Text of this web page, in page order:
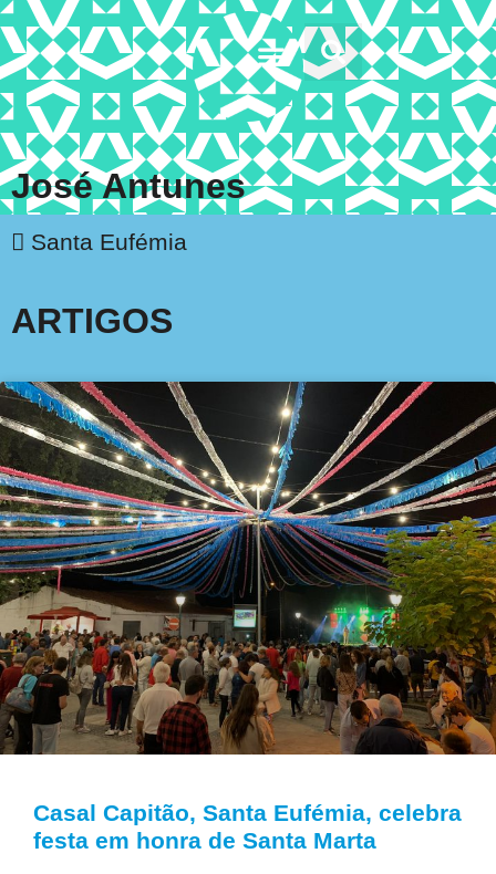
José Antunes
Santa Eufémia
ARTIGOS
Casal Capitão, Santa Eufémia, celebra
festa em honra de Santa Marta